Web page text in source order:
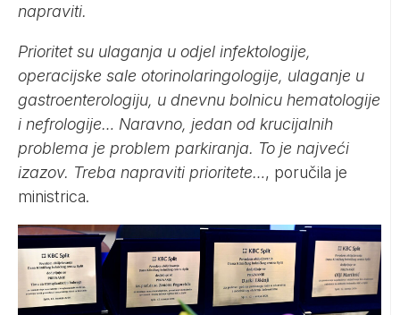
napraviti.
Prioritet su ulaganja u odjel infektologije,
operacijske sale otorinolaringologije, ulaganje u
gastroenterologiju, u dnevnu bolnicu hematologije
i nefrologije… Naravno, jedan od krucijalnih
problema je problem parkiranja. To je najveći
izazov. Treba napraviti prioritete…, poručila je
ministrica.